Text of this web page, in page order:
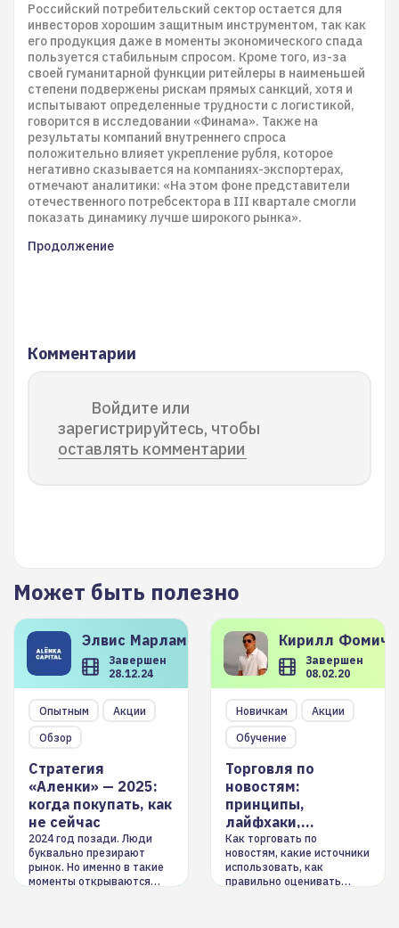
Российский потребительский сектор остается для
инвесторов хорошим защитным инструментом, так как
его продукция даже в моменты экономического спада
пользуется стабильным спросом. Кроме того, из-за
своей гуманитарной функции ритейлеры в наименьшей
степени подвержены рискам прямых санкций, хотя и
испытывают определенные трудности с логистикой,
говорится в исследовании «Финама». Также на
результаты компаний внутреннего спроса
положительно влияет укрепление рубля, которое
негативно сказывается на компаниях-экспортерах,
отмечают аналитики: «На этом фоне представители
отечественного потребсектора в III квартале смогли
показать динамику лучше широкого рынка».
Продолжение
Комментарии
Войдите или
зарегистрируйтесь, чтобы
оставлять комментарии
Может быть полезно
Элвис Марламов
Завершен
28.12.24
Опытным
Акции
Обзор
Стратегия
«Аленки» — 2025:
когда покупать, как
не сейчас
2024 год позади. Люди
буквально презирают
рынок. Но именно в такие
моменты открываются
Кирилл
Завершен
08.02.20
Новичкам
Акции
Обучение
Торговля по
новостям:
принципы,
лайфхаки,
инструменты
Как торговать по
новостям, какие источники
использовать, как
правильно оценивать